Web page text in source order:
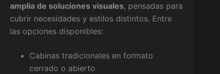
amplia de soluciones visuales, pensadas para
cubrir necesidades y estilos distintos. Entre
las opciones disponibles:
Cabinas tradicionales en formato
cerrado o abierto